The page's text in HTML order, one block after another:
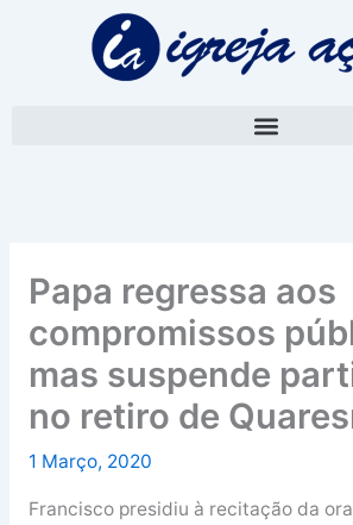
Papa regressa aos
compromissos
mas suspende
no retiro de
1 Março, 2020
Francisco presidiu à recitação da